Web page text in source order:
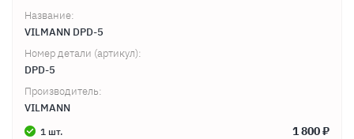
Название:
VILMANN DPD-5
Номер детали (артикул):
DPD-5
Производитель:
VILMANN
1 шт. 1 800 ₽